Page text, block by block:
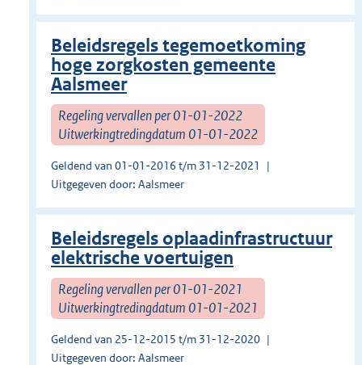
Beleidsregels tegemoetkoming
hoge zorgkosten gemeente
Aalsmeer
Regeling vervallen per 01-01-2022
Uitwerkingtredingdatum 01-01-2022
Geldend van 01-01-2016 t/m 31-12-2021
Uitgegeven door: Aalsmeer
Beleidsregels oplaadinfrastructuur
elektrische voertuigen
Regeling vervallen per 01-01-2021
Uitwerkingtredingdatum 01-01-2021
Geldend van 25-12-2015 t/m 31-12-2020
Uitgegeven door: Aalsmeer